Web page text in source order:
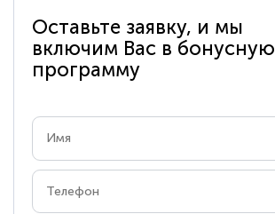
Оставьте заявку, и мы
включим Вас в бонусную
программу